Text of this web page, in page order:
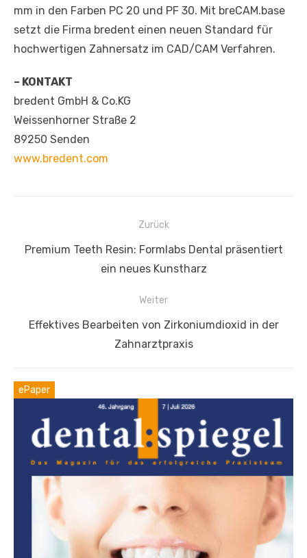
mm in den Farben PC 20 und PF 30. Mit breCAM.base
setzt die Firma bredent einen neuen Standard für
hochwertigen Zahnersatz im CAD/CAM Verfahren.
– KONTAKT
bredent GmbH & Co.KG
Weissenhorner Straße 2
89250 Senden
www.bredent.com
Beitragsnavigation
Zurück
Vorheriger
Premium Teeth Resin: Formlabs Dental präsentiert
ein neues Kunstharz
Weiter
Nächster
Effektives Bearbeiten von Zirkoniumdioxid in der
Zahnarztpraxis
ePaper